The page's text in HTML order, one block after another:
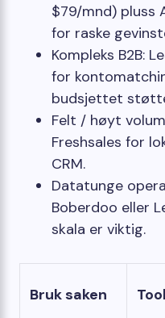
$79/mnd) pluss
for raske
Kompleks B2B:
for
budsjettet
Felt / høyt
Freshsales for
CRM.
Datatunge
Boberdoo eller
skala er viktig.
Bruk saken Tool